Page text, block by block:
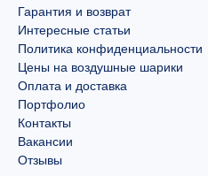
Гарантия и возврат
Интересные статьи
Политика конфиденциальности
Цены на воздушные шарики
Оплата и доставка
Портфолио
Контакты
Вакансии
Отзывы